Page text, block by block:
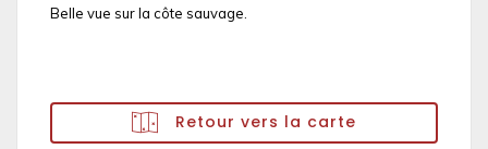
Belle vue sur la côte sauvage.
Retour vers la carte